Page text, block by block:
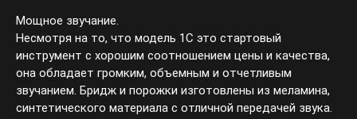
Мощное звучание.
Несмотря на то, что модель 1С это стартовый
инструмент с хорошим соотношением цены и качества,
она обладает громким, объемным и отчетливым
звучанием. Бридж и порожки изготовлены из меламина,
синтетического материала с отличной передачей звука.